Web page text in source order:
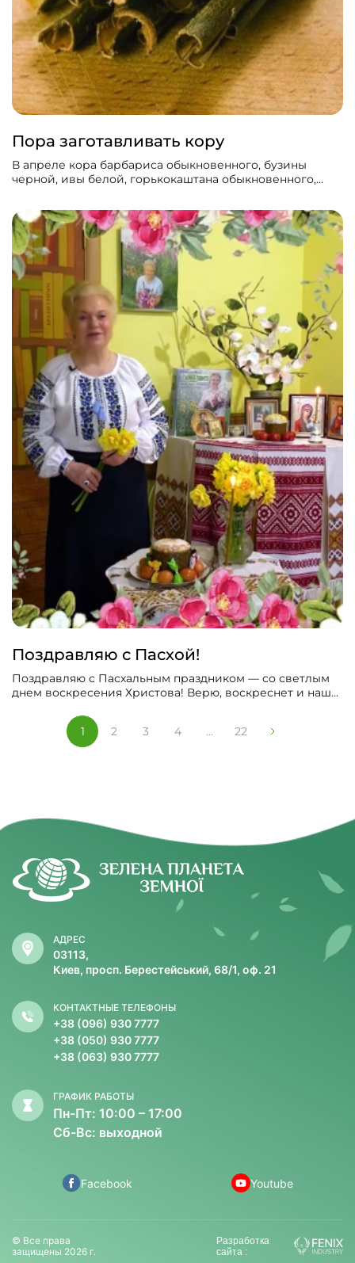
Пора заготавливать кору
В апреле кора барбариса обыкновенного, бузины
черной, ивы белой, горькокаштана обыкновенного,
лечебными свойствами.
Поздравляю с Пасхой!
Поздравляю с Пасхальным праздником — со светлым
днем ​​воскресения Христова! Верю, воскреснет и наша
1 2 3 4 ... 22
АДРЕС
03113,
Киев, просп. Берестейський, 68/1, оф. 21
КОНТАКТНЫЕ ТЕЛЕФОНЫ
+38 (096) 930 7777
+38 (050) 930 7777
+38 (063) 930 7777
ГРАФИК РАБОТЫ
Пн-Пт: 10:00 – 17:00
Сб-Вс: выходной
Facebook Youtube
© Все права
защищены 2026 г.
Разработка
сайта :